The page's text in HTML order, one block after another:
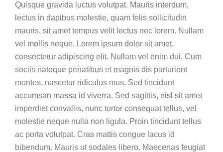
Quisque gravida luctus volutpat. Mauris interdum,
lectus in dapibus molestie, quam felis sollicitudin
mauris, sit amet tempus velit lectus nec lorem. Nullam
vel mollis neque. Lorem ipsum dolor sit amet,
consectetur adipiscing elit. Nullam vel enim dui. Cum
sociis natoque penatibus et magnis dis parturient
montes, nascetur ridiculus mus. Sed tincidunt
accumsan massa id viverra. Sed sagittis, nisl sit amet
imperdiet convallis, nunc tortor consequat tellus, vel
molestie neque nulla non ligula. Proin tincidunt tellus
ac porta volutpat. Cras mattis congue lacus id
bibendum. Mauris ut sodales libero. Maecenas feugiat